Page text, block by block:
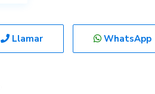
Llamar WhatsApp